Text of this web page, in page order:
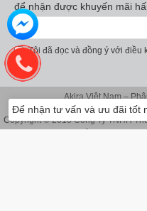
để nhận được khuyến mãi
Tôi đã đọc và đồng ý với điều
Akira Việt Nam –
Copyright © 2018 Công Ty TNHH
Để nhận tư vấn và ưu đãi tốt